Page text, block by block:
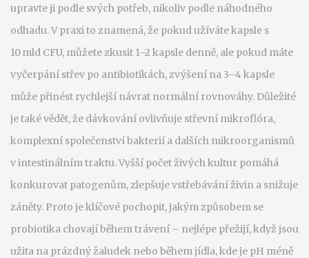
upravte ji podle svých potřeb, nikoliv podle náhodného
odhadu. V praxi to znamená, že pokud užíváte kapsle s
10 mld CFU, můžete zkusit 1–2 kapsle denně, ale pokud máte
vyčerpání střev po antibiotikách, zvýšení na 3–4 kapsle
může přinést rychlejší návrat normální rovnováhy. Důležité
je také vědět, že dávkování ovlivňuje střevní mikroflóra,
komplexní společenství bakterií a dalších mikroorganismů
v intestinálním traktu. Vyšší počet živých kultur pomáhá
konkurovat patogenům, zlepšuje vstřebávání živin a snižuje
záněty. Proto je klíčové pochopit, jakým způsobem se
probiotika chovají během trávení – nejlépe přežijí, když jsou
užita na prázdný žaludek nebo během jídla, kde je pH méně